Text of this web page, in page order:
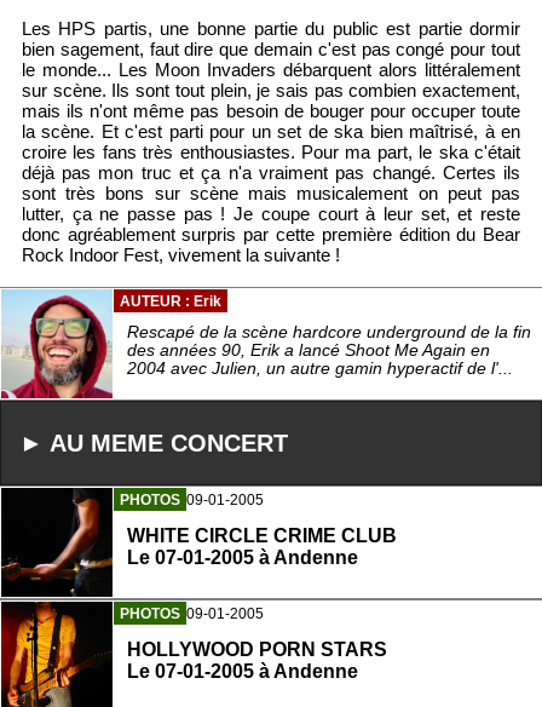
Les HPS partis, une bonne partie du public est partie dormir
bien sagement, faut dire que demain c'est pas congé pour tout
le monde... Les Moon Invaders débarquent alors littéralement
sur scène. Ils sont tout plein, je sais pas combien exactement,
mais ils n'ont même pas besoin de bouger pour occuper toute
la scène. Et c'est parti pour un set de ska bien maîtrisé, à en
croire les fans très enthousiastes. Pour ma part, le ska c'était
déjà pas mon truc et ça n'a vraiment pas changé. Certes ils
sont très bons sur scène mais musicalement on peut pas
lutter, ça ne passe pas ! Je coupe court à leur set, et reste
donc agréablement surpris par cette première édition du Bear
Rock Indoor Fest, vivement la suivante !
AUTEUR : Erik
Rescapé de la scène hardcore underground de la fin
des années 90, Erik a lancé Shoot Me Again en
2004 avec Julien, un autre gamin hyperactif de l'...
► AU MEME CONCERT
PHOTOS 09-01-2005
WHITE CIRCLE CRIME CLUB
Le 07-01-2005 à Andenne
PHOTOS 09-01-2005
HOLLYWOOD PORN STARS
Le 07-01-2005 à Andenne